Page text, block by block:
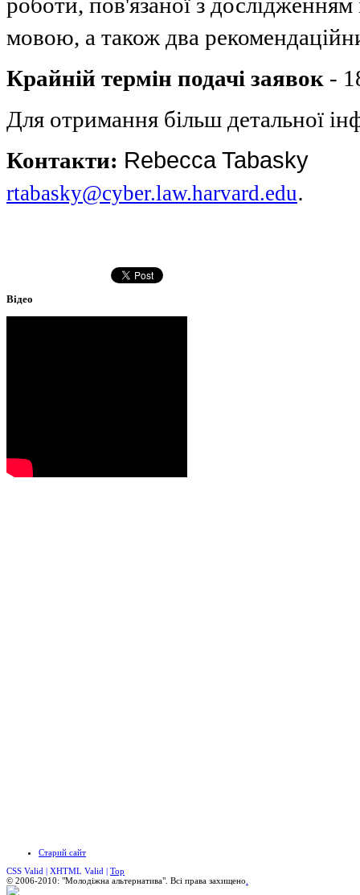
мовою, а також два
Крайній термін подачі заявок -
Для отримання більш детальної
Контакти: Rebecca Tabasky
rtabasky@cyber.law.harvard.edu.
Відео
Старий сайт
CSS Valid | XHTML Valid | Top
© 2006-2010: "Молодіжна альтернатива". Всі права захищено